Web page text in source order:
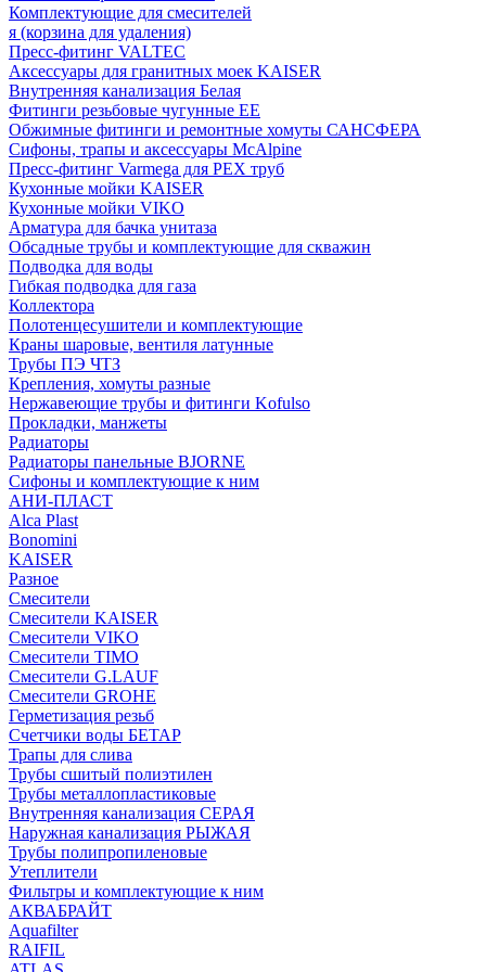
Комплектующие для смесителей
я (корзина для удаления)
Пресс-фитинг VALTEC
Аксессуары для гранитных моек KAISER
Внутренняя канализация Белая
Фитинги резьбовые чугунные EE
Обжимные фитинги и ремонтные хомуты САНСФЕРА
Сифоны, трапы и аксессуары McAlpine
Пресс-фитинг Varmega для PEX труб
Кухонные мойки KAISER
Кухонные мойки VIKO
Арматура для бачка унитаза
Обсадные трубы и комплектующие для скважин
Подводка для воды
Гибкая подводка для газа
Коллектора
Полотенцесушители и комплектующие
Краны шаровые, вентиля латунные
Трубы ПЭ ЧТЗ
Крепления, хомуты разные
Нержавеющие трубы и фитинги Kofulso
Прокладки, манжеты
Радиаторы
Радиаторы панельные BJORNE
Сифоны и комплектующие к ним
АНИ-ПЛАСТ
Alca Plast
Bonomini
KAISER
Разное
Смесители
Смесители KAISER
Смесители VIKO
Смесители TIMO
Смесители G.LAUF
Смесители GROHE
Герметизация резьб
Счетчики воды БЕТАР
Трапы для слива
Трубы сшитый полиэтилен
Трубы металлопластиковые
Внутренняя канализация СЕРАЯ
Наружная канализация РЫЖАЯ
Трубы полипропиленовые
Утеплители
Фильтры и комплектующие к ним
АКВАБРАЙТ
Aquafilter
RAIFIL